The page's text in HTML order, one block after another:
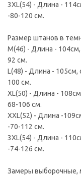
3XL(54) - Длина -
-80-120 см.
Размер штанов в
M(46) - Длина -
92 см.
L(48) - Длина - 105см,
100 см.
XL(50) - Длина -
68-106 см.
XXL(52) - Длина -
-70-112 см.
3XL(54) - Длина -
-74-126 см.
Замеры выборочные,